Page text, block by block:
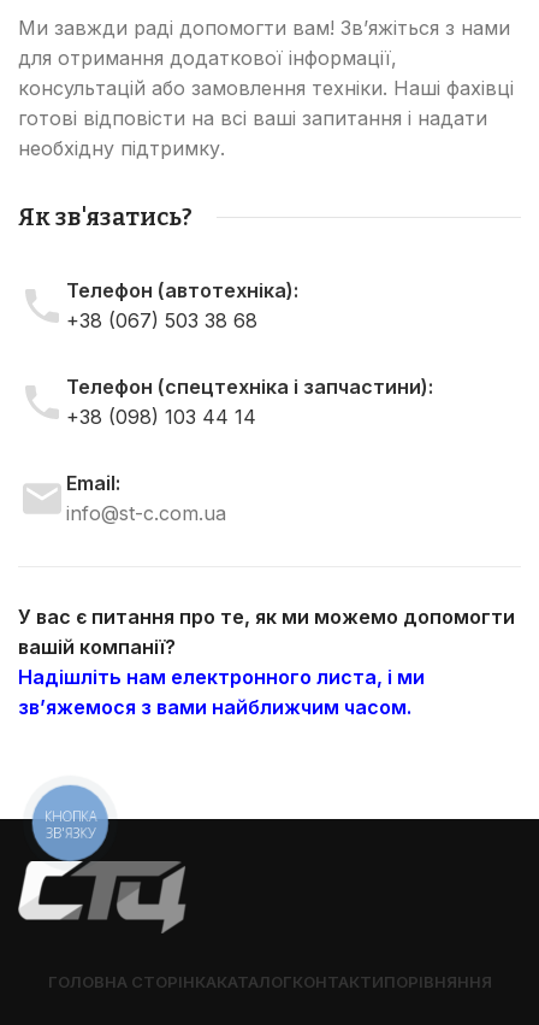
Ми завжди раді допомогти вам! Зв’яжіться з нами
для отримання додаткової інформації,
консультацій або замовлення техніки. Наші фахівці
готові відповісти на всі ваші запитання і надати
необхідну підтримку.
Як зв'язатись?
Телефон (автотехніка):
+38 (067) 503 38 68
Телефон (спецтехніка і запчастини):
+38 (098) 103 44 14
Email:
info@st-c.com.ua
У вас є питання про те, як ми можемо допомогти
вашій компанії?
Надішліть нам електронного листа, і ми
зв’яжемося з вами найближчим часом.
ГОЛОВНА СТОРІНКАКАТАЛОГКОНТАКТИПОРІВНЯННЯ
КНОПКА
ЗВ'ЯЗКУ